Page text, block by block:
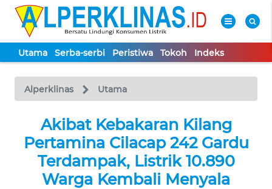
Utama Serba-serbi Peristiwa Tokoh Indeks
Alperklinas Utama
Akibat Kebakaran Kilang
Pertamina Cilacap 242 Gardu
Terdampak, Listrik 10.890
Warga Kembali Menyala
TV
Tutup
UTAMA
SERBA-
SERBI